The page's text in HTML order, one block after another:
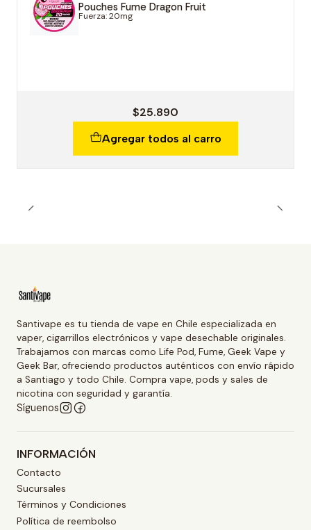
Pouches Fume Dragon Fruit
Fuerza: 20mg
$25.890
Agregar todos al carro
Santivape es tu tienda de vape en Chile especializada en
vaper, cigarrillos electrónicos y vape desechable originales.
Trabajamos con marcas como Life Pod, Fume, Geek Vape y
Geek Bar, ofreciendo productos auténticos con envío rápido
a Santiago y todo Chile. Compra vape, pods y sales de
nicotina con seguridad y garantía.
Síguenos
INFORMACIÓN
Contacto
Sucursales
Términos y Condiciones
Política de reembolso